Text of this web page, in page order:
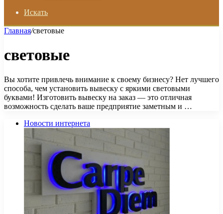
Искать
Главная/световые
световые
Вы хотите привлечь внимание к своему бизнесу? Нет лучшего
способа, чем установить вывеску с яркими световыми
буквами! Изготовить вывеску на заказ — это отличная
возможность сделать ваше предприятие заметным и …
Новости интернета